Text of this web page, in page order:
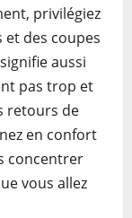
privilégiez
des coupes
aussi
pas trop et
retours de
en confort
concentrer
vous allez